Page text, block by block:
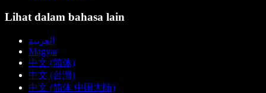
Lihat dalam bahasa lain
العربية
Magyar
中文 (简体)
中文 (台灣)
中文 (简体 中国大陆)